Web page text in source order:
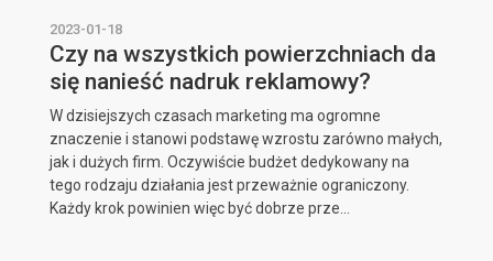
2023-01-18
Czy na wszystkich powierzchniach da
się nanieść nadruk reklamowy?
W dzisiejszych czasach marketing ma ogromne
znaczenie i stanowi podstawę wzrostu zarówno małych,
jak i dużych firm. Oczywiście budżet dedykowany na
tego rodzaju działania jest przeważnie ograniczony.
Każdy krok powinien więc być dobrze prze...